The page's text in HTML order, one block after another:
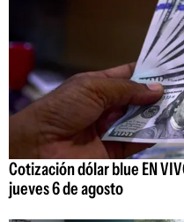
Cotización dólar blue EN
jueves 6 de agosto